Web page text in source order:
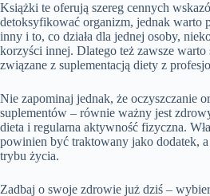
Książki te oferują szereg cennych
detoksyfikować organizm, jednak warto
inny i to, co działa dla jednej osoby,
korzyści innej. Dlatego też zawsze
związane z suplementacją diety z
Nie zapominaj jednak, że oczyszczanie
suplementów – równie ważny jest
dieta i regularna aktywność fizyczna.
powinien być traktowany jako dodatek,
trybu życia.
Zadbaj o swoje zdrowie już dziś –